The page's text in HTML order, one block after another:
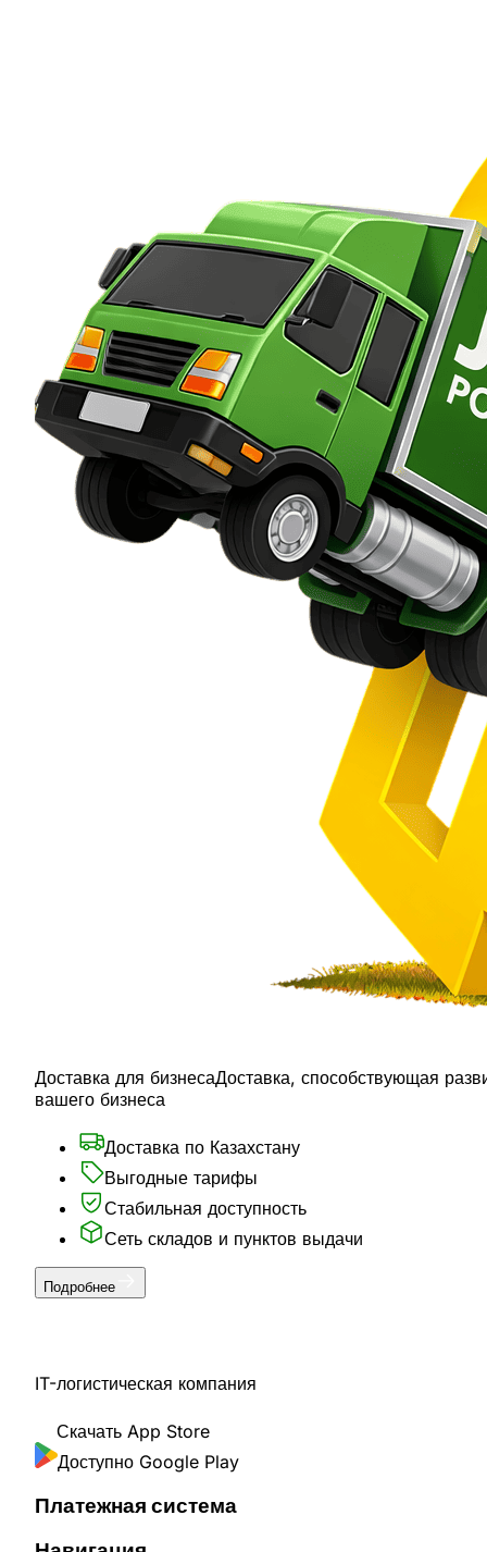
Доставка для бизнесаДоставка, способствующая
вашего бизнеса
Доставка по Казахстану
Выгодные тарифы
Стабильная доступность
Сеть складов и пунктов выдачи
Подробнее
IT-логистическая компания
Скачать App Store
Доступно Google Play
Платежная система